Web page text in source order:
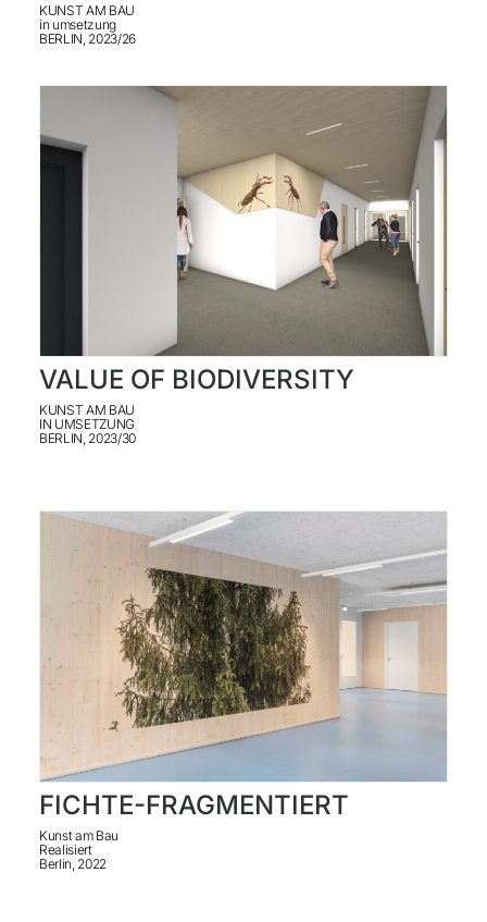
ENGLISH
KUNST AM BAU
in umsetzung
BERLIN, 2023/26
VALUE OF BIODIVERSITY
KUNST AM BAU
IN UMSETZUNG
BERLIN, 2023/30
FICHTE-FRAGMENTIERT
Kunst am Bau
Realisiert
Berlin, 2022